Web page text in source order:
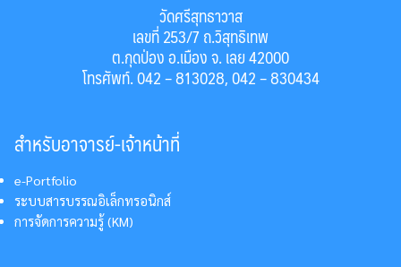
วัดศรีสุทธาวาส
เลขที่ 253/7 ถ.วิสุทธิเทพ
ต.กุดป่อง อ.เมือง จ. เลย 42000
โทรศัพท์. 042 – 813028, 042 – 830434
สำหรับอาจารย์-เจ้าหน้าที่
e-Portfolio
ระบบสารบรรณอิเล็กทรอนิกส์
การจัดการความรู้ (KM)